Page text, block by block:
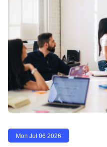
Mon Jul 06 2026